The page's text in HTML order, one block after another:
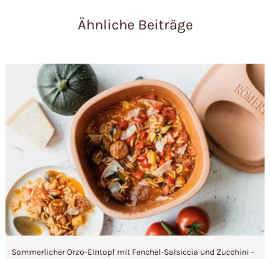
Ähnliche Beiträge
Sommerlicher Orzo-Eintopf mit Fenchel-Salsiccia und Zucchini –